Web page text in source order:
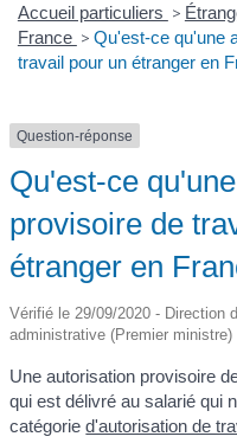
Accueil particuliers >
France > Qu'est-ce qu'une
travail pour un étranger en
Question-réponse
Qu'est-ce
provisoire de
étranger en
Vérifié le 29/09/2020 - Direction
administrative (Premier ministre)
Une autorisation provisoire
qui est délivré au salarié qui
catégoried'autorisation de